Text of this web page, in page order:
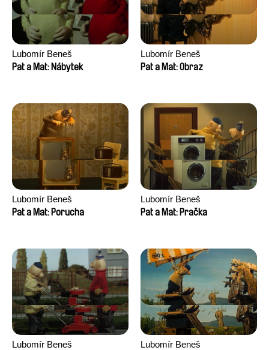
Lubomír Beneš
Pat a Mat: Nábytek
Lubomír Beneš
Pat a Mat: Obraz
Lubomír Beneš
Pat a Mat: Porucha
Lubomír Beneš
Pat a Mat: Pračka
Lubomír Beneš
Lubomír Beneš